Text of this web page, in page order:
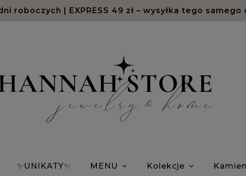
roboczych | EXPRESS 49 zł – wysyłka tego
✨UNIKATY✨ MENU Kolekcje